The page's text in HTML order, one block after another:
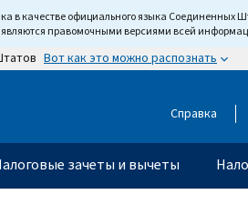
в качестве официального языка
правомочными версиями всей
Вот как это можно распознать
Справка
зачеты и вычеты